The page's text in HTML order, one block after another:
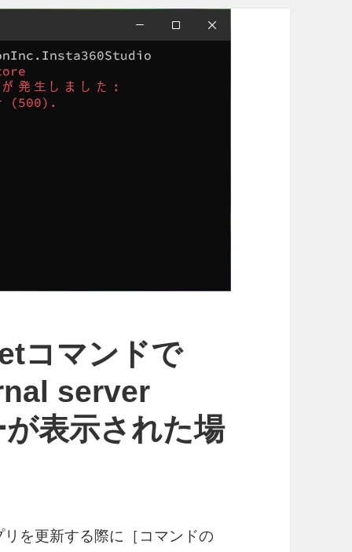
コマンドで
server
表示された場
を更新する際に［コマンドの